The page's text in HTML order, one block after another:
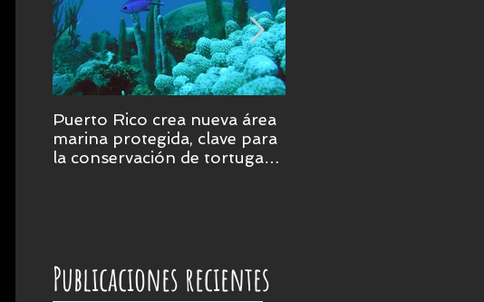
Puerto Rico crea nueva área
marina protegida, clave para
la conservación de tortugas,
Publicaciones recientes